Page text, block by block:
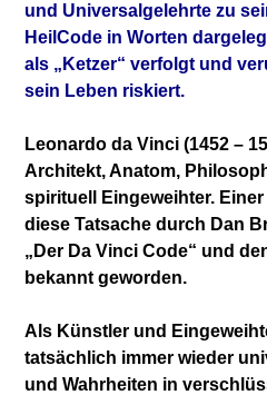
und Universalgelehrte zu
HeilCode in Worten
als „Ketzer“ verfolgt und
sein Leben riskiert.
Leonardo da Vinci (1452 –
Architekt, Anatom,
spirituell Eingeweihter.
diese Tatsache durch Dan
„Der Da Vinci Code“ und
bekannt geworden.
Als Künstler und
tatsächlich immer wieder
und Wahrheiten in